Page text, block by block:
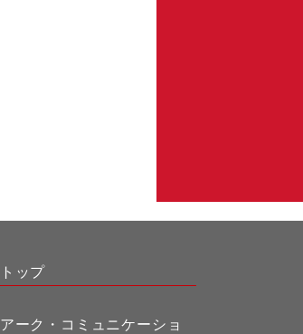
トップ
アーク・コミュニケーショ